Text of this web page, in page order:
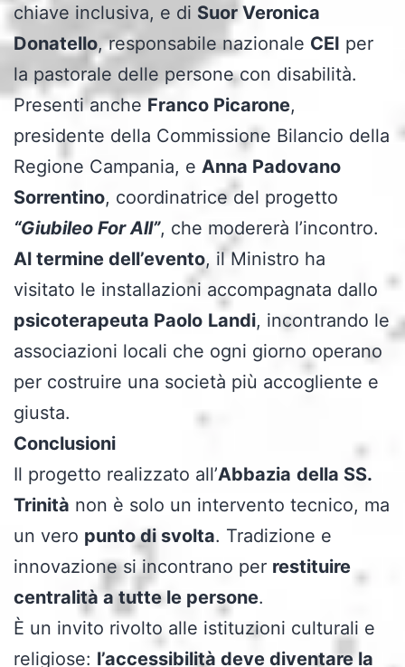
chiave inclusiva, e di Suor Veronica
Donatello, responsabile nazionale CEI per
la pastorale delle persone con disabilità.
Presenti anche Franco Picarone,
presidente della Commissione Bilancio della
Regione Campania, e Anna Padovano
Sorrentino, coordinatrice del progetto
“Giubileo For All”, che modererà l’incontro.
Al termine dell’evento, il Ministro ha
visitato le installazioni accompagnata dallo
psicoterapeuta Paolo Landi, incontrando le
associazioni locali che ogni giorno operano
per costruire una società più accogliente e
giusta.
Conclusioni
Il progetto realizzato all’Abbazia della SS.
Trinità non è solo un intervento tecnico, ma
un vero punto di svolta. Tradizione e
innovazione si incontrano per restituire
centralità a tutte le persone.
È un invito rivolto alle istituzioni culturali e
religiose: l’accessibilità deve diventare la